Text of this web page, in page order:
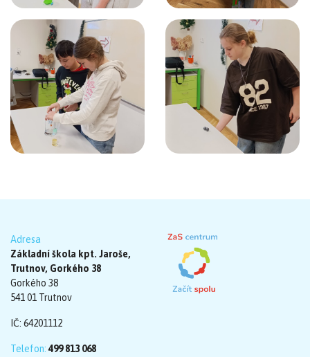
Adresa
Základní škola kpt. Jaroše,
Trutnov, Gorkého 38
Gorkého 38
541 01 Trutnov
IČ: 64201112
Telefon: 499 813 068